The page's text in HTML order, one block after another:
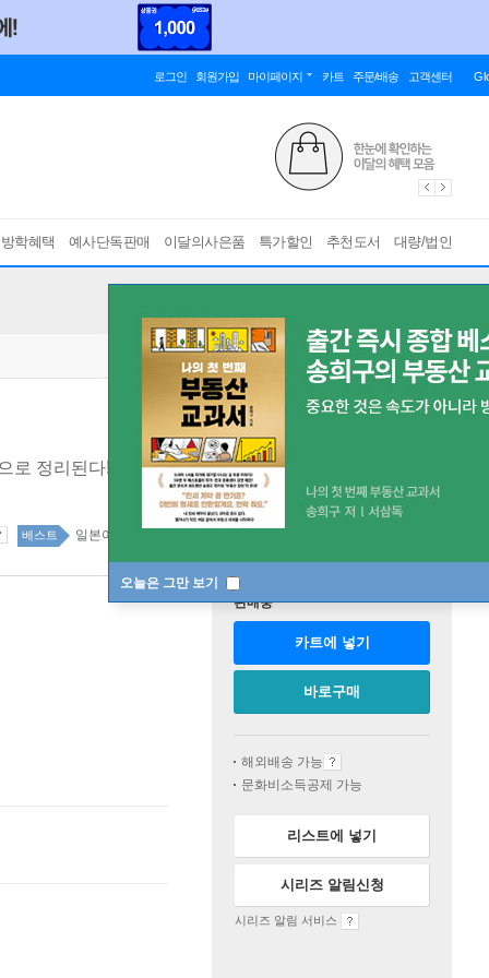
로그인 회원가입 마이페이지 카트 주문/배송 고객센터
학혜택 예사단독판매 이달의사은품 특가할인 추천도서 대량/법인
오늘은 그만 보기
로 정리된다!
베스트 일본어 26위
판매중
카트에 넣기
바로구매
해외배송 가능
문화비소득공제 가능
리스트에 넣기
시리즈 알림신청
시리즈 알림 서비스